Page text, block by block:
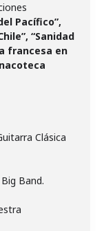
Pacífico”,
“Sanidad
francesa en
Clásica
Band.